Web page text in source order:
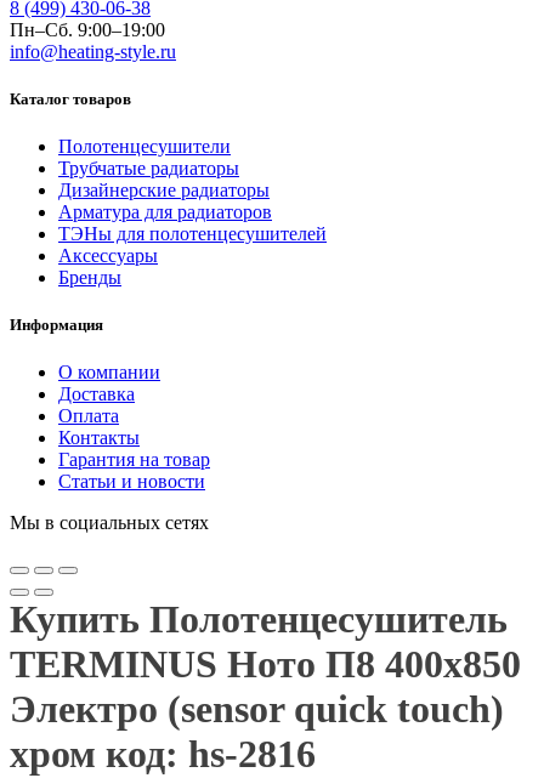
8 (499) 430-06-38
Пн–Сб. 9:00–19:00
info@heating-style.ru
Каталог товаров
Полотенцесушители
Трубчатые радиаторы
Дизайнерские радиаторы
Арматура для радиаторов
ТЭНы для полотенцесушителей
Аксессуары
Бренды
Информация
О компании
Доставка
Оплата
Контакты
Гарантия на товар
Статьи и новости
Мы в социальных сетях
Купить Полотенцесушитель
TERMINUS Ното П8 400х850
Электро (sensor quick touch)
хром код: hs-2816